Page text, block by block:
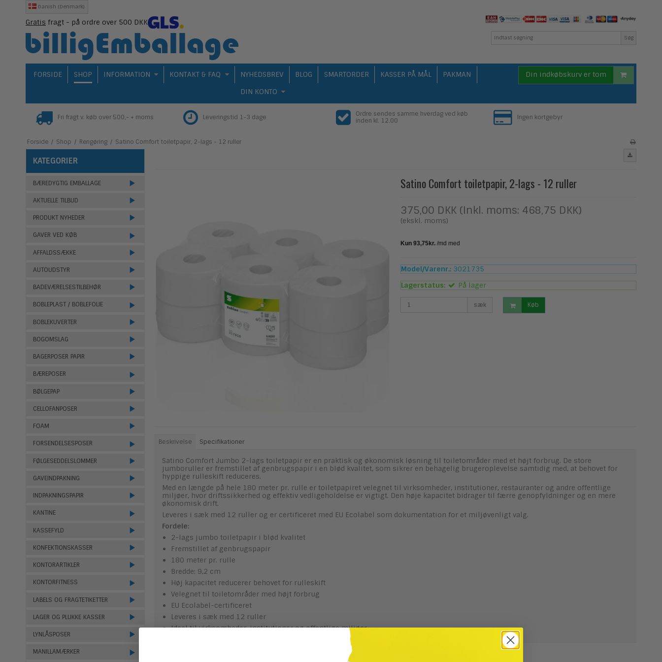
Danish (Denmark)
Gratis fragt - på ordre over 500 DKK
Søg
FORSIDE SHOP INFORMATION KONTAKT & FAQ NYHEDSBREV BLOG SMARTORDER KASSER PÅ MÅL
PAKMAN
DIN KONTO
Din indkøbskurv er tom
Fri fragt v. køb over 500,- + moms Leveringstid 1-3 dage
Ordre sendes samme hverdag ved køb
inden kl. 12.00
Ingen kortgebyr
Forside / Shop / Rengøring / Satino Comfort toiletpapir, 2-lags - 12 ruller
KATEGORIER
BÆREDYGTIG EMBALLAGE
AKTUELLE TILBUD
PRODUKT NYHEDER
GAVER VED KØB
AFFALDSSÆKKE
AUTOUDSTYR
BADEVÆRELSESTILBEHØR
BOBLEPLAST / BOBLEFOLIE
BOBLEKUVERTER
BOGOMSLAG
BAGERPOSER PAPIR
BÆREPOSER
BØLGEPAP
CELLOFANPOSER
FOAM
FORSENDELSESPOSER
FØLGESEDDELSLOMMER
GAVEINDPAKNING
INDPAKNINGSPAPIR
KANTINE
KASSEFYLD
KONFEKTIONSKASSER
KONTORARTIKLER
KONTORFITNESS
LABELS OG FRAGTETIKETTER
LAGER OG PLUKKE KASSER
LYNLÅSPOSER
MANILLAMÆRKER
Satino Comfort toiletpapir, 2-lags - 12 ruller
375,00 DKK (Inkl. moms: 468,75 DKK)
(ekskl. moms)
Model/Varenr.: 3021735
Lagerstatus:
På lager
sæk Køb
Beskrivelse Specifikationer
Satino Comfort Jumbo 2-lags toiletpapir er en praktisk og økonomisk løsning til toiletområder med et højt forbrug. De store
jumboruller er fremstillet af genbrugspapir i en blød kvalitet, som sikrer en behagelig brugeroplevelse samtidig med, at behovet for
hyppige rulleskift reduceres.
Med en længde på hele 180 meter pr. rulle er toiletpapiret velegnet til virksomheder, institutioner, restauranter og andre offentlige
miljøer, hvor driftssikkerhed og effektiv vedligeholdelse er vigtigt. Den høje kapacitet bidrager til færre genopfyldninger og en mere
økonomisk drift.
Leveres i sæk med 12 ruller og er certificeret med EU Ecolabel som dokumentation for et miljøvenligt valg.
Fordele:
2-lags jumbo toiletpapir i blød kvalitet
Fremstillet af genbrugspapir
180 meter pr. rulle
Bredde: 9,2 cm
Høj kapacitet reducerer behovet for rulleskift
Velegnet til toiletområder med højt forbrug
EU Ecolabel-certificeret
Leveres i sæk med 12 ruller
Ideel til virksomheder, institutioner og offentlige miljøer